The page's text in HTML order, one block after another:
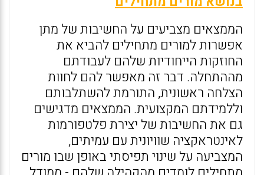
הממצאים מצביעים על החשיבות של מתן
אפשרות למורים מתחילים להביא את
החוזקות הייחודיות שלהם לעבודתם
מההתחלה. דבר זה מאפשר להם לחוות
הצלחה ראשונית, התורמת להשתלבותם
וללמידתם המקצועית. הממצאים מדגישים
גם את החשיבות של יצירת פלטפורמות
לאינטראקציה שוויונית עם עמיתים,
המצביעה על שינוי תפיסתי באופן שבו מורים